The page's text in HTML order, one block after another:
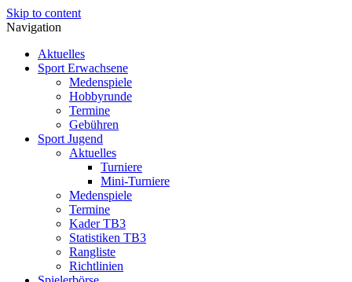
Skip to content
Navigation
Aktuelles
Sport Erwachsene
Medenspiele
Hobbyrunde
Termine
Gebühren
Sport Jugend
Aktuelles
Turniere
Mini-Turniere
Medenspiele
Termine
Kader TB3
Statistiken TB3
Rangliste
Richtlinien